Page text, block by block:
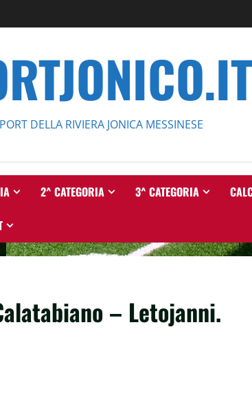
DELLA RIVIERA JONICA MESSINESE
2^ CATEGORIA 3^ CATEGORIA
– Letojanni.